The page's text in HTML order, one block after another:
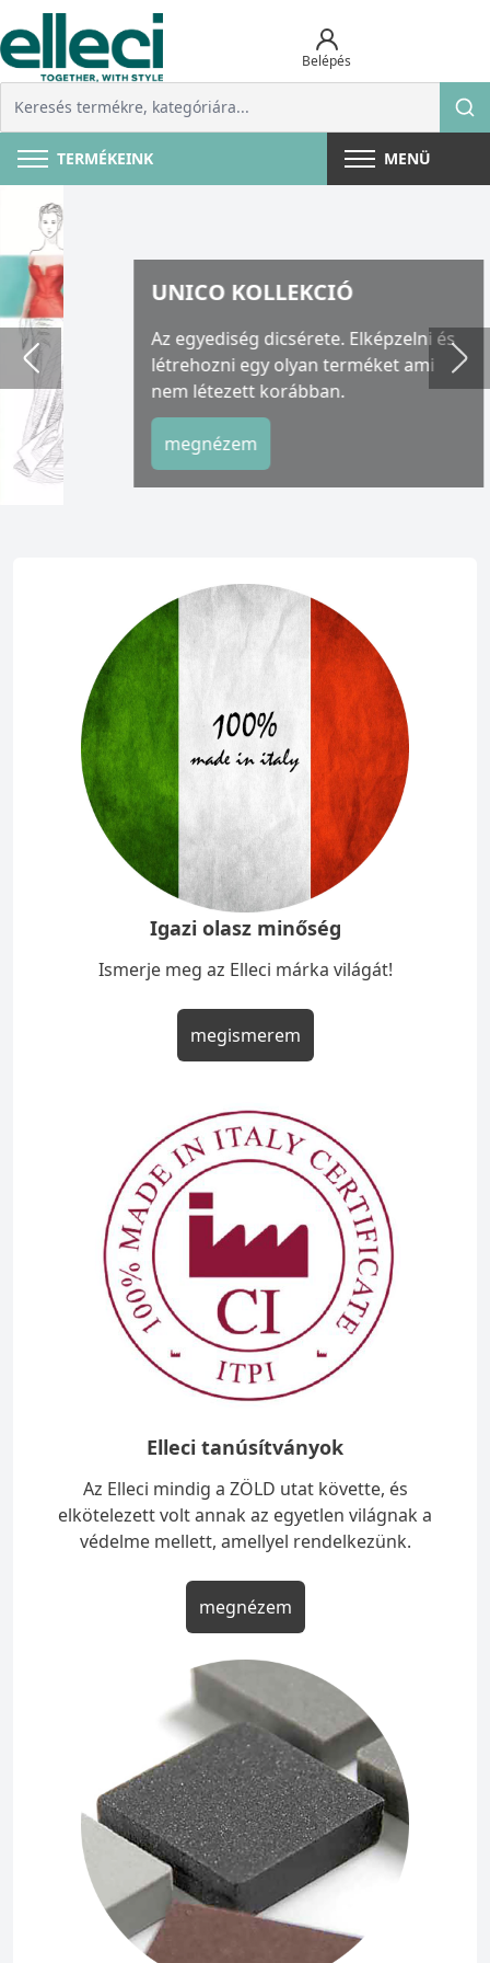
Belépés
TERMÉKEINK MENÜ
UNICO KOLLEKCIÓ
Az egyediség dicsérete. Elképzelni és
létrehozni egy olyan terméket ami
nem létezett korábban.
megnézem
Igazi olasz minőség
Ismerje meg az Elleci márka világát!
megismerem
Elleci tanúsítványok
Az Elleci mindig a ZÖLD utat követte, és
elkötelezett volt annak az egyetlen világnak a
védelme mellett, amellyel rendelkezünk.
megnézem